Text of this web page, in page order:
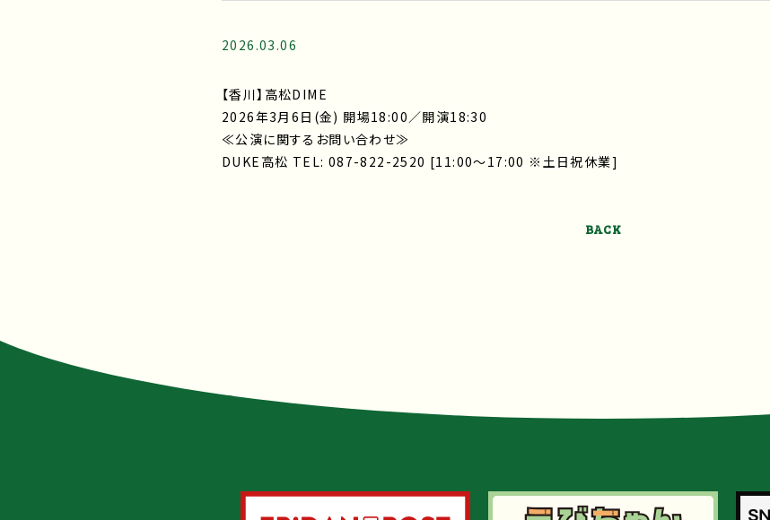
2026.03.06
【香川】高松DIME
2026年3月6日(金) 開場18:00／開演18:30
≪公演に関するお問い合わせ≫
DUKE高松 TEL: 087-822-2520 [11:00～17:00 ※土日祝休業]
BACK